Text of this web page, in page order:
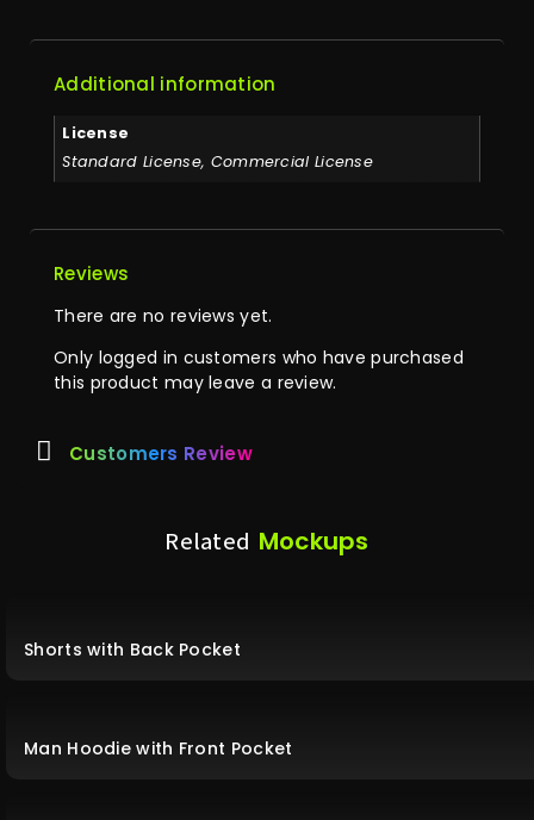
Additional information
License
Standard License, Commercial License
Reviews
There are no reviews yet.
Only logged in customers who have purchased
this product may leave a review.
Customers Review
Related Mockups
Shorts with Back Pocket
Man Hoodie with Front Pocket